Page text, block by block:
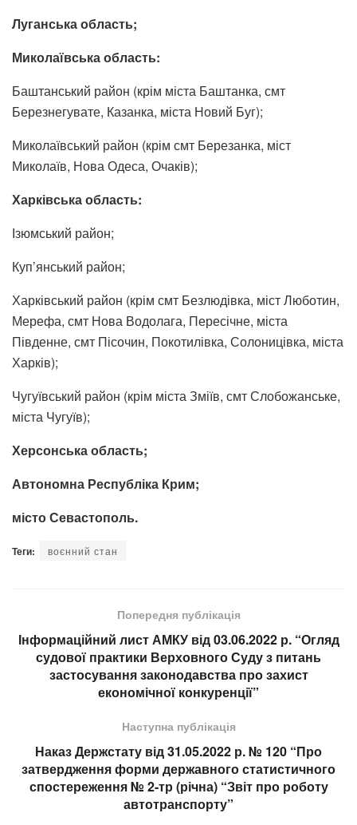
Луганська область;
Миколаївська область:
Баштанський район (крім міста Баштанка, смт
Березнегувате, Казанка, міста Новий Буг);
Миколаївський район (крім смт Березанка, міст
Миколаїв, Нова Одеса, Очаків);
Харківська область:
Ізюмський район;
Куп’янський район;
Харківський район (крім смт Безлюдівка, міст Люботин,
Мерефа, смт Нова Водолага, Пересічне, міста
Південне, смт Пісочин, Покотилівка, Солоницівка, міста
Харків);
Чугуївський район (крім міста Зміїв, смт Слобожанське,
міста Чугуїв);
Херсонська область;
Автономна Республіка Крим;
місто Севастополь.
Теги: воєнний стан
Попередня публікація
Інформаційний лист АМКУ від 03.06.2022 р. “Огляд
судової практики Верховного Суду з питань
застосування законодавства про захист
економічної конкуренції”
Наступна публікація
Наказ Держстату від 31.05.2022 р. № 120 “Про
затвердження форми державного статистичного
спостереження № 2-тр (річна) “Звіт про роботу
автотранспорту”